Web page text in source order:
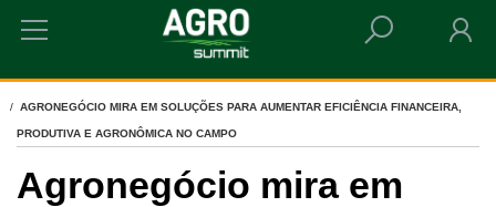
HOME
AGRONEGÓCIO MIRA EM SOLUÇÕES PARA AUMENTAR EFICIÊNCIA FINANCEIRA,
PRODUTIVA E AGRONÔMICA NO CAMPO
Agronegócio mira em